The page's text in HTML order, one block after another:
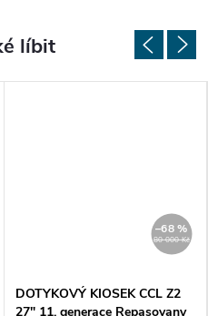
80 000 Kč
–68 %
DOTYKOVÝ KIOSEK CCL Z2
27" 11. generace Repasovany